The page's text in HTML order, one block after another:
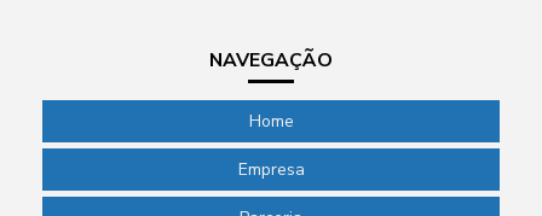
NAVEGAÇÃO
Home
Empresa